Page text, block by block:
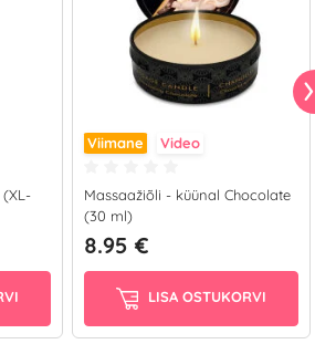
Viimane Video
Massaažiõli - küünal Chocolate
(30 ml)
8.95 €
LISA OSTUKORVI